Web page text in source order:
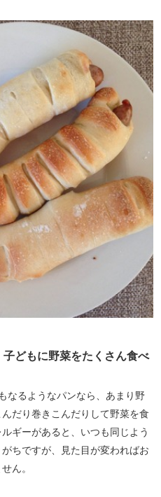
どもに野菜をたくさん食べ
なるようなパンなら、あまり野
だり巻きこんだりして野菜を食
ギーがあると、いつも同じよう
ちですが、見た目が変わればお
ん。